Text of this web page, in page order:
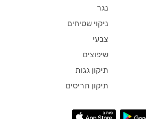
נגר
ניקוי שטיחים
צבעי
שיפוצים
תיקון גגות
תיקון תריסים